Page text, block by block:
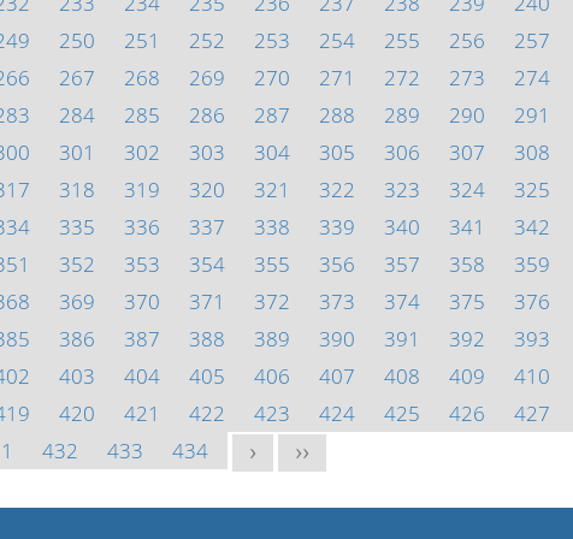
250 251 252 253 254 255 256 257
267 268 269 270 271 272 273 274
284 285 286 287 288 289 290 291
301 302 303 304 305 306 307 308
318 319 320 321 322 323 324 325
335 336 337 338 339 340 341 342
352 353 354 355 356 357 358 359
369 370 371 372 373 374 375 376
386 387 388 389 390 391 392 393
403 404 405 406 407 408 409 410
420 421 422 423 424 425 426 427
432 433 434 > >>